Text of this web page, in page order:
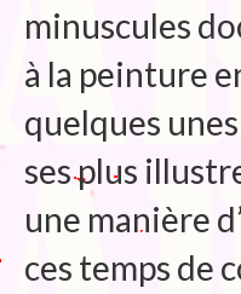
minuscules
à la peinture
quelques
ses plus
une manière
ces temps de